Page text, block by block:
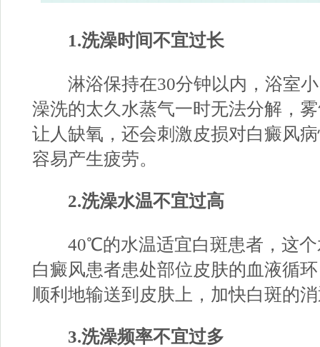
1.洗澡时间不宜过长
淋浴保持在30分钟以内，浴室小
澡洗的太久水蒸气一时无法分解，
让人缺氧，还会刺激皮损对白癜风
容易产生疲劳。
2.洗澡水温不宜过高
40℃的水温适宜白斑患者，这个
白癜风患者患处部位皮肤的血液循
顺利地输送到皮肤上，加快白斑的
3.洗澡频率不宜过多